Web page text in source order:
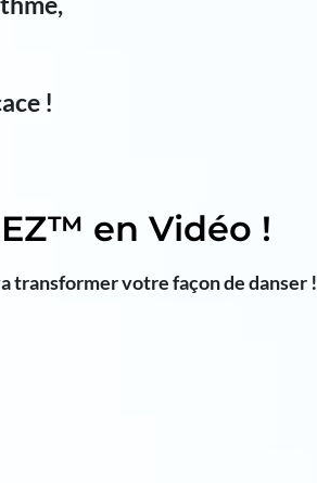
!
en Vidéo !
transformer votre façon de danser !